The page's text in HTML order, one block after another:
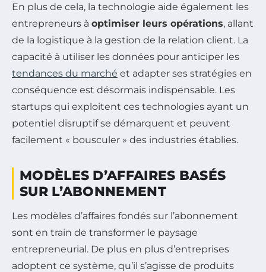
En plus de cela, la technologie aide également les
entrepreneurs à optimiser leurs opérations, allant
de la logistique à la gestion de la relation client. La
capacité à utiliser les données pour anticiper les
tendances du marché et adapter ses stratégies en
conséquence est désormais indispensable. Les
startups qui exploitent ces technologies ayant un
potentiel disruptif se démarquent et peuvent
facilement « bousculer » des industries établies.
MODÈLES D’AFFAIRES BASÉS
SUR L’ABONNEMENT
Les modèles d’affaires fondés sur l’abonnement
sont en train de transformer le paysage
entrepreneurial. De plus en plus d’entreprises
adoptent ce système, qu’il s’agisse de produits